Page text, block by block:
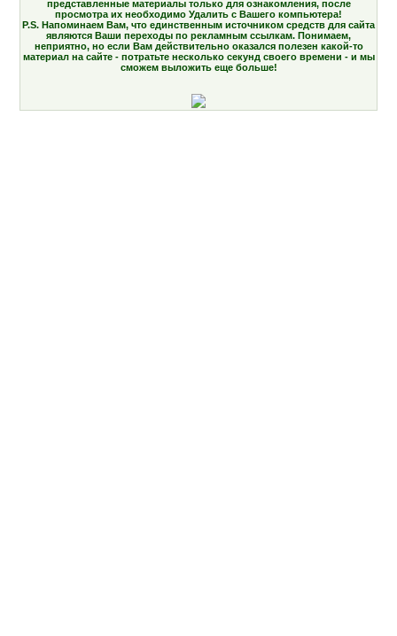
представленные материалы только для ознакомления, после
просмотра их необходимо Удалить с Вашего компьютера!
P.S. Напоминаем Вам, что единственным источником средств для сайта
являются Ваши переходы по рекламным ссылкам. Понимаем,
неприятно, но если Вам действительно оказался полезен какой-то
материал на сайте - потратьте несколько секунд своего времени - и мы
сможем выложить еще больше!